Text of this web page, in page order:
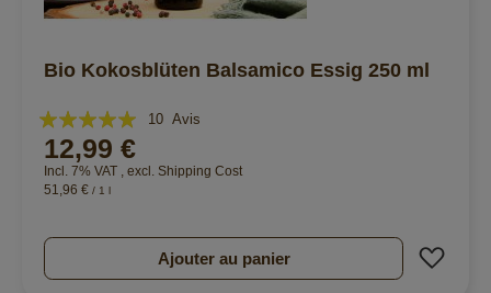
Bio Kokosblüten Balsamico Essig 250 ml
Évaluation:
100%
10 Avis
12,99 €
Incl. 7% VAT , excl. Shipping Cost
51,96 € / 1 l
Ajouter au panier